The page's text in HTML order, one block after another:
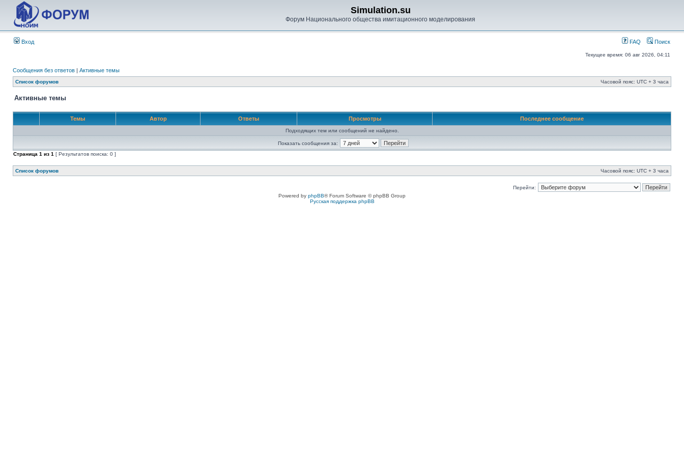
Simulation.su
Форум Национального общества имитационного моделирования
Вход FAQ Поиск
Текущее время: 06 авг 2026, 04:11
Сообщения без ответов | Активные темы
Список форумов Часовой пояс: UTC + 3 часа
Активные темы
Темы Автор Ответы Просмотры Последнее сообщение
Подходящих тем или сообщений не найдено.
Показать сообщения за:
Страница 1 из 1 [ Результатов поиска: 0 ]
Список форумов Часовой пояс: UTC + 3 часа
Перейти:
Powered by phpBB® Forum Software © phpBB Group
Русская поддержка phpBB